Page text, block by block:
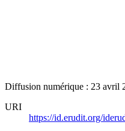
Diffusion numérique : 23 avril
URI
https://id.erudit.org/